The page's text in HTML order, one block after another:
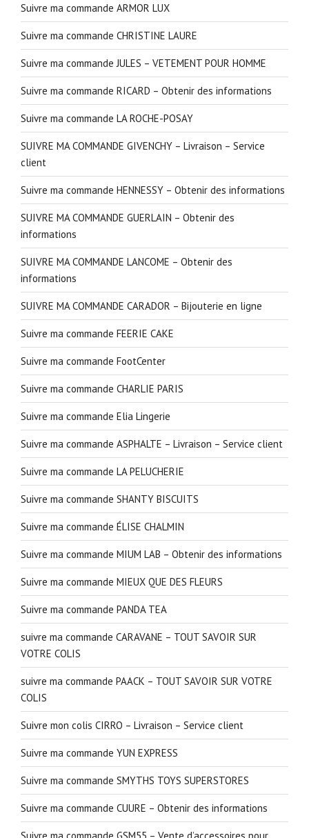
Suivre ma commande ARMOR LUX
Suivre ma commande CHRISTINE LAURE
Suivre ma commande JULES – VETEMENT POUR HOMME
Suivre ma commande RICARD – Obtenir des informations
Suivre ma commande LA ROCHE-POSAY
SUIVRE MA COMMANDE GIVENCHY – Livraison – Service
client
Suivre ma commande HENNESSY – Obtenir des informations
SUIVRE MA COMMANDE GUERLAIN – Obtenir des
informations
SUIVRE MA COMMANDE LANCOME – Obtenir des
informations
SUIVRE MA COMMANDE CARADOR – Bijouterie en ligne
Suivre ma commande FEERIE CAKE
Suivre ma commande FootCenter
Suivre ma commande CHARLIE PARIS
Suivre ma commande Elia Lingerie
Suivre ma commande ASPHALTE – Livraison – Service client
Suivre ma commande LA PELUCHERIE
Suivre ma commande SHANTY BISCUITS
Suivre ma commande ÉLISE CHALMIN
Suivre ma commande MIUM LAB – Obtenir des informations
Suivre ma commande MIEUX QUE DES FLEURS
Suivre ma commande PANDA TEA
suivre ma commande CARAVANE – TOUT SAVOIR SUR
VOTRE COLIS
suivre ma commande PAACK – TOUT SAVOIR SUR VOTRE
COLIS
Suivre mon colis CIRRO – Livraison – Service client
Suivre ma commande YUN EXPRESS
Suivre ma commande SMYTHS TOYS SUPERSTORES
Suivre ma commande CUURE – Obtenir des informations
Suivre ma commande GSM55 – Vente d’accessoires pour